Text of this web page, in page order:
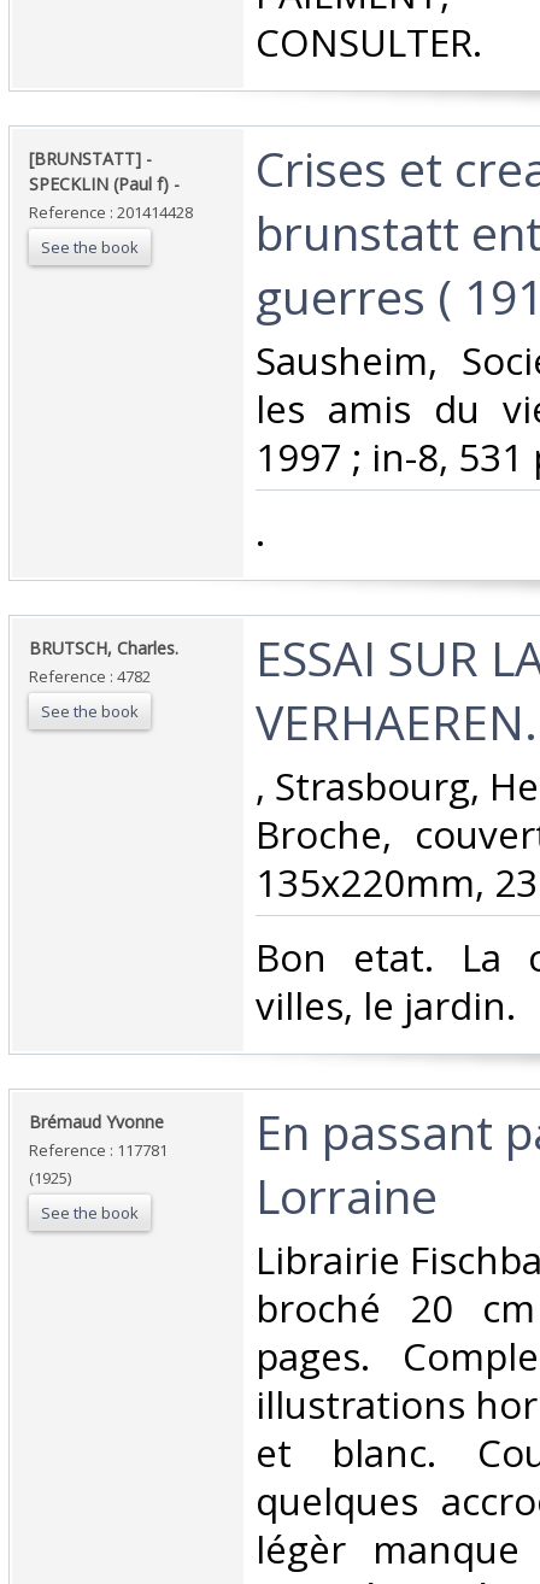
CONSULTER.‎
‎[BRUNSTATT] -
SPECKLIN (Paul f) - ‎
Reference : 201414428
See the book
‎Crises et
brunstatt
guerres (
‎Sausheim,
les amis du
1997 ; in-8, 531
‎.‎
‎BRUTSCH, Charles.‎
Reference : 4782
See the book
‎ESSAI SUR
VERHAEREN.‎
‎, Strasbourg,
Broche,
135x220mm,
‎Bon etat. La
villes, le jardin.‎
‎Brémaud Yvonne‎
Reference : 117781
(1925)
See the book
‎En passant
Lorraine‎
‎Librairie
broché 20
pages.
illustrations
et blanc.
quelques
légèr